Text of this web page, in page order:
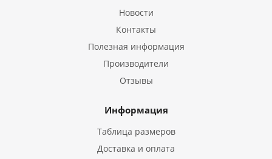
Новости
Контакты
Полезная информация
Производители
Отзывы
Информация
Таблица размеров
Доставка и оплата